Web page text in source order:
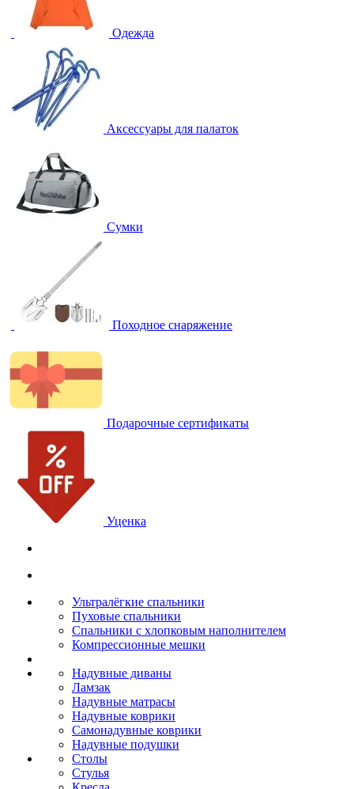
Одежда
Аксессуары для палаток
Сумки
Походное снаряжение
Подарочные сертификаты
Уценка
Ультралёгкие спальники
Пуховые спальники
Спальники с хлопковым наполнителем
Компрессионные мешки
Надувные диваны
Ламзак
Надувные матрасы
Надувные коврики
Самонадувные коврики
Надувные подушки
Столы
Стулья